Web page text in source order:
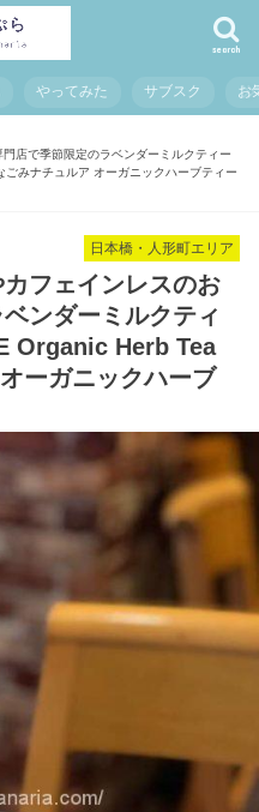
search
やってみた サブスク お
店で季節限定のラベンダーミルクティー
ごみナチュルア オーガニックハーブティー
日本橋・人形町エリア
フェインレスのお
ンダーミルクティ
Organic Herb Tea
ーガニックハーブ